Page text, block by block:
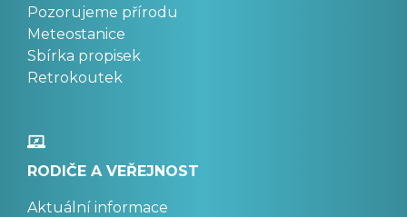
Pozorujeme přírodu
Meteostanice
Sbírka propisek
Retrokoutek
RODIČE A VEŘEJNOST
Aktuální informace